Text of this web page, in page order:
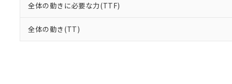
全体の動きに必要な力(TTF)
全体の動き(TT)